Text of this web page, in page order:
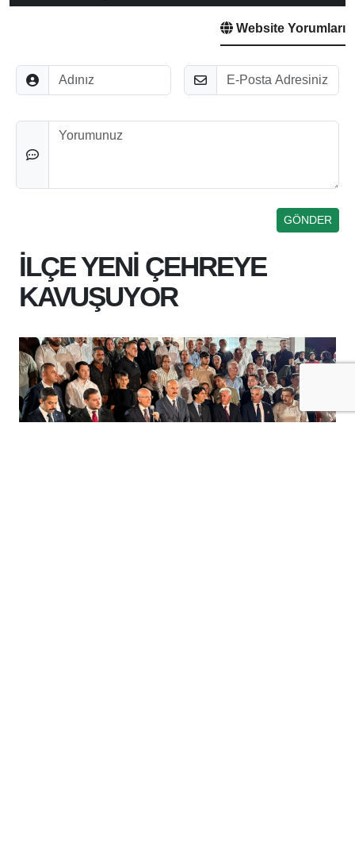
Website Yorumları
Adınız E-Posta
Düşünceleriniz
İLÇE YENİ ÇEHREYE
KAVUŞUYOR